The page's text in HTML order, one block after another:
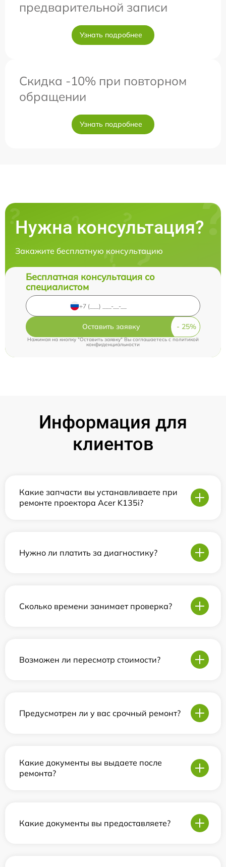
предварительной записи
Узнать подробнее
Скидка -10% при повторном
обращении
Узнать подробнее
Нужна консультация?
Закажите бесплатную консультацию
Бесплатная консультация со
специалистом
Оставить заявку
Нажимая на кнопку "Оставить заявку" Вы соглашаетесь cполитикой
конфиденциальности
Информация для
клиентов
Какие запчасти вы устанавливаете при
ремонте проектора Acer K135i?
Нужно ли платить за диагностику?
Сколько времени занимает проверка?
Возможен ли пересмотр стоимости?
Предусмотрен ли у вас срочный ремонт?
Какие документы вы выдаете после
ремонта?
Какие документы вы предоставляете?